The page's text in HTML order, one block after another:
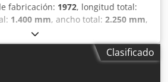
fabricación: 1972, longitud total:
1.400 mm, ancho total: 2.250 mm,
2000 kg Precio: Consultar - Año
Documentación disponible: No -
de control: Convencional -
1800 mm x 2250 mm x 1400
Clasificado